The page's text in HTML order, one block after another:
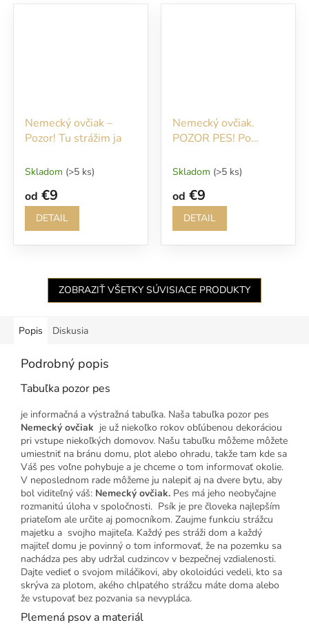
Nemecký ovčiak –
Pozor! Tu strážim ja
Skladom (>5 ks)
od €9
DETAIL
Nemecký ovčiak.
POZOR PES! Po
pozemok sa Vám
venovať!
Skladom (>5 ks)
od €9
DETAIL
ZOBRAZIŤ VŠETKY SÚVISIACE PRODUKTY
Popis Diskusia
Podrobný popis
Tabuľka pozor pes
je informačná a výstražná tabuľka. Naša tabuľka pozor pes
Nemecký ovčiak je už niekoľko rokov obľúbenou dekoráciou
pri vstupe niekoľkých domovov. Našu tabuľku môžeme môžete
umiestniť na bránu domu, plot alebo ohradu, takže tam kde sa
Váš pes voľne pohybuje a je chceme o tom informovať okolie.
V neposlednom rade môžeme ju nalepiť aj na dvere bytu, aby
bol viditeľný váš: Nemecký ovčiak. Pes má jeho neobyčajne
rozmanitú úloha v spoločnosti. Psík je pre človeka najlepším
priateľom ale určite aj pomocníkom. Zaujme funkciu strážcu
majetku a svojho majiteľa. Každý pes stráži dom a každý
majiteľ domu je povinný o tom informovať, že na pozemku sa
nachádza pes aby udržal cudzincov v bezpečnej vzdialenosti.
Dajte vedieť o svojom miláčikovi, aby okoloidúci vedeli, kto sa
skrýva za plotom, akého chlpatého strážcu máte doma alebo
že vstupovať bez pozvania sa nevypláca.
Plemená psov a materiál